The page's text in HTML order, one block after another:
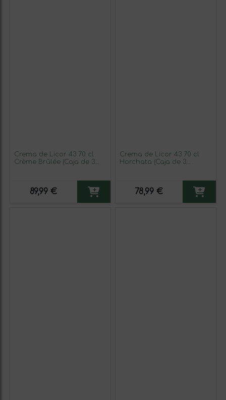
Crema de Licor 43 70 cl
Crème Brûlée (Caja de 3
89,99 €
Crema de Licor 43 70 cl
Horchata (Caja de 3
78,99 €